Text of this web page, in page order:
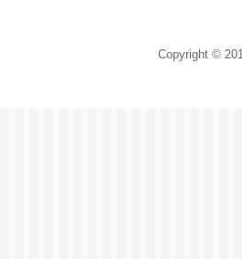
Copyright ©